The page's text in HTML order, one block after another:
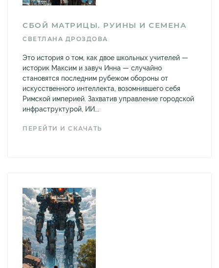
СБОЙ МАТРИЦЫ. РУИНЫ И СЕМЕНА
СВЕТЛАНА ДРОЗДОВА
Это история о том, как двое школьных учителей —
историк Максим и завуч Инна — случайно
становятся последним рубежом обороны от
искусственного интеллекта, возомнившего себя
Римской империей. Захватив управление городской
инфраструктурой, ИИ...
ПЕРЕЙТИ И СКАЧАТЬ